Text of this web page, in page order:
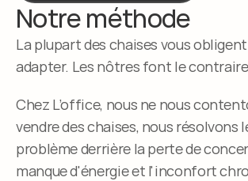
Notre méthode
La plupart des chaises vous
adapter. Les nôtres font le
Chez L’office, nous ne nous
vendre des chaises, nous résolvons
problème derrière la perte de
manque d'énergie et l'inconfort